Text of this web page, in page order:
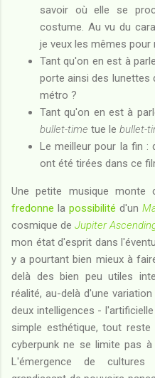
savoir où elle se
costume. Au vu du
je veux les mêmes pour
Tant qu'on en est à
porte ainsi des lunettes
métro ?
Tant qu'on en est à
bullet-time tue le bullet-
Le meilleur pour la fin :
ont été tirées dans ce
Une petite musique
fredonne lapossibilité d'un
cosmique deJupiter
mon état d'esprit dans
y a pourtant bien mieux à
delà des bien peu utiles
réalité, au-delà d'une
deux intelligences -
simple esthétique, tout reste
cyberpunk ne se limite pas
L'émergence de